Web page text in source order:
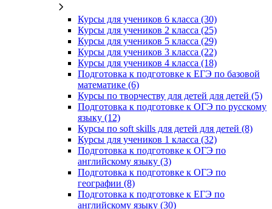
Курсы для учеников 6 класса (30)
Курсы для учеников 2 класса (25)
Курсы для учеников 5 класса (29)
Курсы для учеников 3 класса (22)
Курсы для учеников 4 класса (18)
Подготовка к подготовке к ЕГЭ по базовой
математике (6)
Курсы по творчеству для детей для детей (5)
Подготовка к подготовке к ОГЭ по русскому
языку (12)
Курсы по soft skills для детей для детей (8)
Курсы для учеников 1 класса (32)
Подготовка к подготовке к ОГЭ по
английскому языку (3)
Подготовка к подготовке к ОГЭ по
географии (8)
Подготовка к подготовке к ЕГЭ по
английскому языку (30)